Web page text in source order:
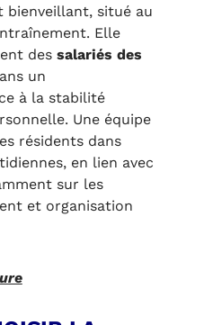
bienveillant, situé au
Elle
des salariés des
un
à la stabilité
Une équipe
résidents dans
en lien avec
sur les
et organisation